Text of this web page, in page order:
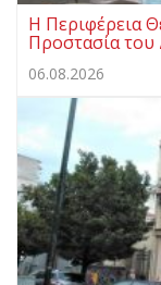
Η Περιφέρεια
Προστασία
06.08.2026